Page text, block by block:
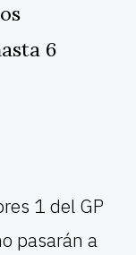
6
1 del GP
pasarán a